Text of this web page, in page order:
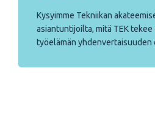
Kysyimme Tekniikan
asiantuntijoilta, mitä TEK tekee
työelämän yhdenvertaisuuden